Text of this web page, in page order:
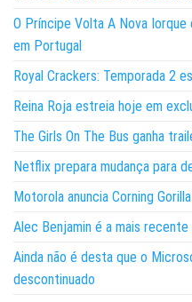
O Príncipe Volta A Nova
em Portugal
Royal Crackers: Temporada 2
Reina Roja estreia hoje em
The Girls On The Bus ganha
Netflix prepara mudança para
Motorola anuncia Corning
Alec Benjamin é a mais recente
Ainda não é desta que o
descontinuado